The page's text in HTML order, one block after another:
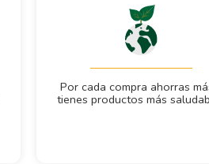
Por cada compra ahorras
tienes productos más